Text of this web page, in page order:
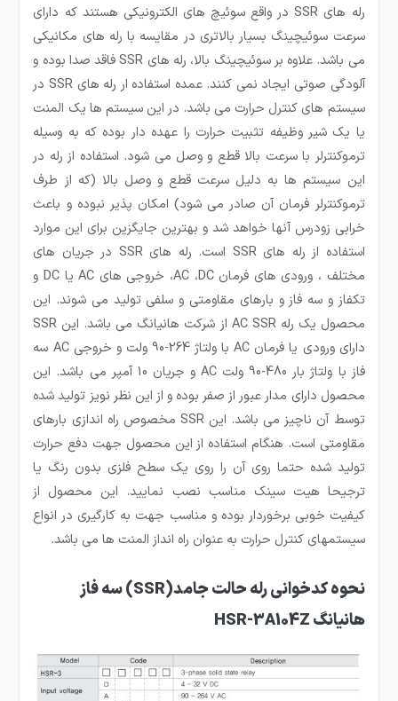
رله های SSR در واقع سوئیچ های الکترونیکی هستند که دارای
سرعت سوئیچینگ بسیار بالاتری در مقایسه با رله های مکانیکی
می باشد. علاوه بر سوئیچینگ بالا، رله های SSR فاقد صدا بوده و
آلودگی صوتی ایجاد نمی کنند. عمده استفاده ار رله های SSR در
سیستم های کنترل حرارت می باشد. در این سیستم ها یک المنت
یا یک شیر وظیفه تثبیت حرارت را عهده دار بوده که به وسیله
ترموکنترلر با سرعت بالا قطع و وصل می شود. استفاده از رله در
این سیستم ها به دلیل سرعت قطع و وصل بالا (که از طرف
ترموکنترلر فرمان آن صادر می شود) امکان پذیر نبوده و باعث
خرابی زودرس آنها خواهد شد و بهترین جایگزین برای این موارد
استفاده از رله های SSR است. رله های SSR در جریان های
مختلف ، ورودی های فرمان AC ،DC، خروجی های AC یا DC و
تکفاز و سه فاز و بارهای مقاومتی و سلفی تولید می شوند. این
محصول یک رله AC SSR از شرکت هانیانگ می باشد. این SSR
دارای ورودی یا فرمان AC با ولتاژ 264-90 ولت و خروجی AC سه
فاز با ولتاژ بار 480-90 ولت AC و جریان 10 آمپر می باشد. این
محصول دارای مدار عبور از صفر بوده و از این نظر نویز تولید شده
توسط آن ناچیز می باشد. این SSR مخصوص راه اندازی بارهای
مقاومتی است. هنگام استفاده از این محصول جهت دفع حرارت
تولید شده حتما روی آن را روی یک سطح فلزی بدون رنگ یا
ترجیحا هیت سینک مناسب نصب نمایید. این محصول از
کیفیت خوبی برخوردار بوده و مناسب جهت به کارگیری در انواع
سیستمهای کنترل حرارت به عنوان راه انداز المنت ها می باشد.
نحوه کدخوانی رله حالت جامد(SSR) سه فاز
هانیانگ HSR-3A104Z